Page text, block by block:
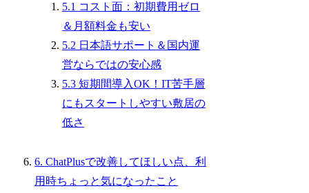
5.1 コスト面：初期費用ゼロ
＆月額料金も安い
5.2 日本語サポート＆国内運
営ならではの安心感
5.3 短期間導入OK！IT苦手層
にもスタートしやすい敷居の
低さ
6. ChatPlusで改善してほしい点、利
用時ちょっと気になったこと